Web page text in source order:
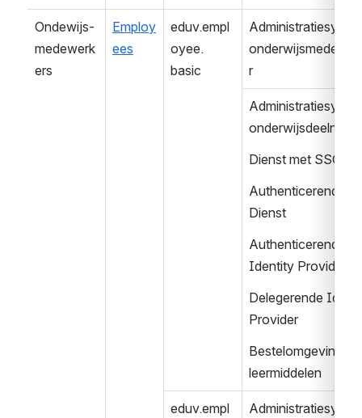
Ondewijs-
medewerk
ers
Employ
ees
eduv.empl
oyee.
basic
r
Dienst met SSO
Authenticerende
Dienst
Authenticerende
Identity Provider
Delegerende
Provider
Bestelomgeving
leermiddelen
eduv.empl